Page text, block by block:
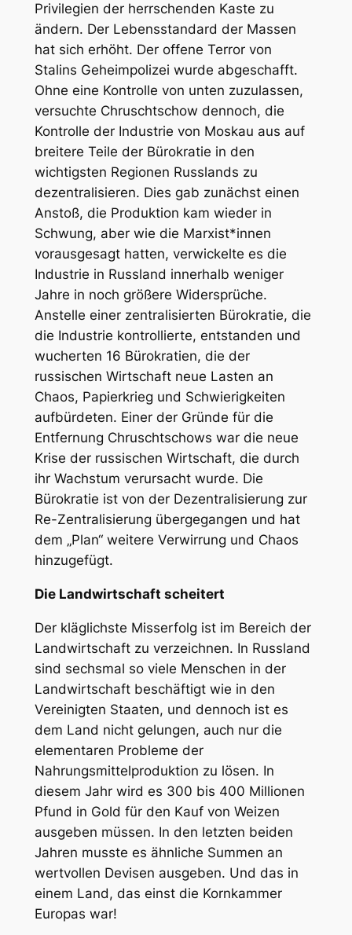
Privilegien der herrschenden Kaste zu
ändern. Der Lebensstandard der Massen
hat sich erhöht. Der offene Terror von
Stalins Geheimpolizei wurde abgeschafft.
Ohne eine Kontrolle von unten zuzulassen,
versuchte Chruschtschow dennoch, die
Kontrolle der Industrie von Moskau aus auf
breitere Teile der Bürokratie in den
wichtigsten Regionen Russlands zu
dezentralisieren. Dies gab zunächst einen
Anstoß, die Produktion kam wieder in
Schwung, aber wie die Marxist*innen
vorausgesagt hatten, verwickelte es die
Industrie in Russland innerhalb weniger
Jahre in noch größere Widersprüche.
Anstelle einer zentralisierten Bürokratie, die
die Industrie kontrollierte, entstanden und
wucherten 16 Bürokratien, die der
russischen Wirtschaft neue Lasten an
Chaos, Papierkrieg und Schwierigkeiten
aufbürdeten. Einer der Gründe für die
Entfernung Chruschtschows war die neue
Krise der russischen Wirtschaft, die durch
ihr Wachstum verursacht wurde. Die
Bürokratie ist von der Dezentralisierung zur
Re-Zentralisierung übergegangen und hat
dem „Plan“ weitere Verwirrung und Chaos
hinzugefügt.
Die Landwirtschaft scheitert
Der kläglichste Misserfolg ist im Bereich der
Landwirtschaft zu verzeichnen. In Russland
sind sechsmal so viele Menschen in der
Landwirtschaft beschäftigt wie in den
Vereinigten Staaten, und dennoch ist es
dem Land nicht gelungen, auch nur die
elementaren Probleme der
Nahrungsmittelproduktion zu lösen. In
diesem Jahr wird es 300 bis 400 Millionen
Pfund in Gold für den Kauf von Weizen
ausgeben müssen. In den letzten beiden
Jahren musste es ähnliche Summen an
wertvollen Devisen ausgeben. Und das in
einem Land, das einst die Kornkammer
Europas war!